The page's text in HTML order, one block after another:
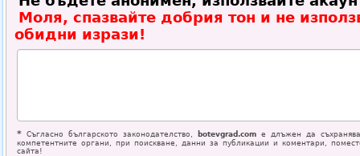
Моля, спазвайте добрия тон и не
обидни изрази!
*Съгласно българското законодателство, botevgrad.comе длъжен да
компетентните органи, при поискване, данни за публикации и коментари,
сайта!